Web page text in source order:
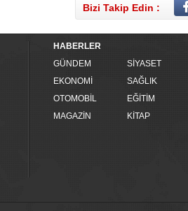
Bizi Takip Edin :
HABERLER
GÜNDEM
SİYASET
EKONOMİ
SAĞLIK
OTOMOBİL
EĞİTİM
MAGAZİN
KİTAP